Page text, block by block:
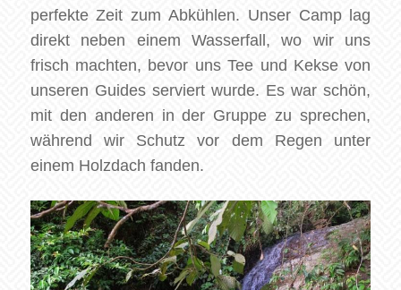
perfekte Zeit zum Abkühlen. Unser Camp lag
direkt neben einem Wasserfall, wo wir uns
frisch machten, bevor uns Tee und Kekse von
unseren Guides serviert wurde. Es war schön,
mit den anderen in der Gruppe zu sprechen,
während wir Schutz vor dem Regen unter
einem Holzdach fanden.